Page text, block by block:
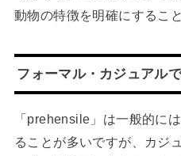
動物の特徴を明確にするこ
フォーマル・カジュアル
「prehensile」は一般的に
ることが多いですが、カジ